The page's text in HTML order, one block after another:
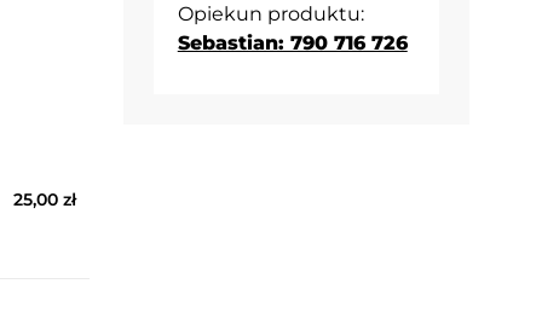
Opiekun produktu:
Sebastian: 790 716 726
25,00 zł